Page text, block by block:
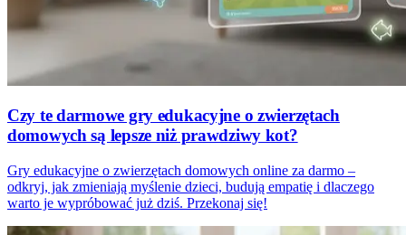
Czy te darmowe gry edukacyjne o zwierzętach
domowych są lepsze niż prawdziwy kot?
Gry edukacyjne o zwierzętach domowych online za darmo –
odkryj, jak zmieniają myślenie dzieci, budują empatię i dlaczego
warto je wypróbować już dziś. Przekonaj się!